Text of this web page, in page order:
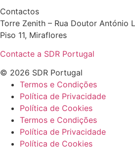
Contactos
Torre Zenith – Rua Doutor António
Piso 11, Miraflores
Contacte a SDR Portugal
© 2026 SDR Portugal
Termos e Condições
Política de Privacidade
Política de Cookies
Termos e Condições
Política de Privacidade
Política de Cookies